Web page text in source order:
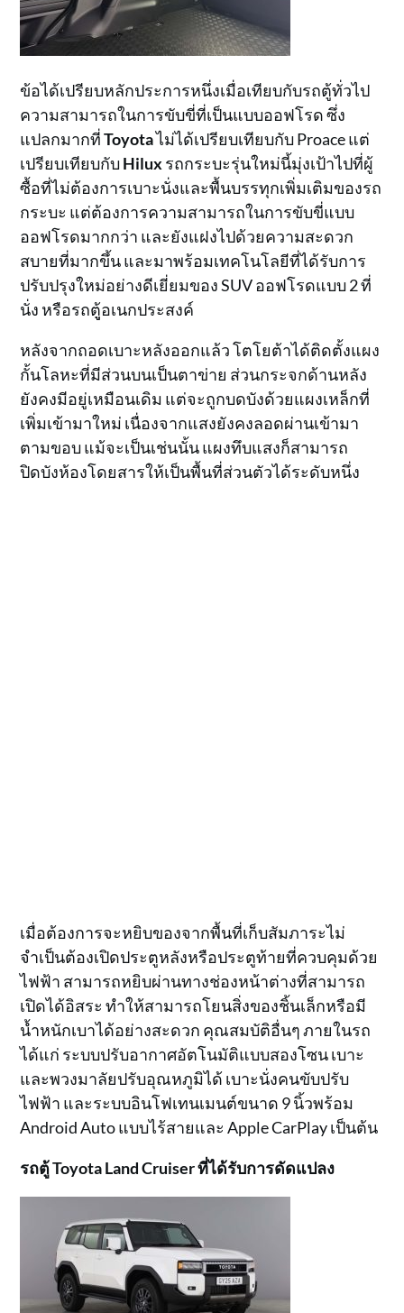
ข้อได้เปรียบหลักประการหนึ่งเมื่อเทียบกับรถตู้ทั่วไป
ความสามารถในการขับขี่ที่เป็นแบบออฟโรด ซึ่ง
แปลกมากที่Toyotaไม่ได้เปรียบเทียบกับ Proace แต่
เปรียบเทียบกับHiluxรถกระบะรุ่นใหม่นี้มุ่งเป้าไปที่ผู้
ซื้อที่ไม่ต้องการเบาะนั่งและพื้นบรรทุกเพิ่มเติมของรถ
กระบะ แต่ต้องการความสามารถในการขับขี่แบบ
ออฟโรดมากกว่า และยังแฝงไปด้วยความสะดวก
สบายที่มากขึ้น และมาพร้อมเทคโนโลยีที่ได้รับการ
ปรับปรุงใหม่อย่างดีเยี่ยมของ SUV ออฟโรดแบบ 2 ที่
นั่ง หรือรถตูู้อเนกประสงค์
หลังจากถอดเบาะหลังออกแล้ว โตโยต้าได้ติดตั้งแผง
กั้นโลหะที่มีส่วนบนเป็นตาข่าย ส่วนกระจกด้านหลัง
ยังคงมีอยู่เหมือนเดิม แต่จะถูกบดบังด้วยแผงเหล็กที่
เพิ่มเข้ามาใหม่ เนื่องจากแสงยังคงลอดผ่านเข้ามา
ตามขอบ แม้จะเป็นเช่นนั้น แผงทึบแสงก็สามารถ
ปิดบังห้องโดยสารให้เป็นพื้นที่ส่วนตัวได้ระดับหนึ่ง
เมื่อต้องการจะหยิบของจากพื้นที่เก็บสัมภาระไม่
จำเป็นต้องเปิดประตูหลังหรือประตูท้ายที่ควบคุมด้วย
ไฟฟ้า สามารถหยิบผ่านทางช่องหน้าต่างที่สามารถ
เปิดได้อิสระ ทำให้สามารถโยนสิ่งของชิ้นเล็กหรือมี
น้ำหนักเบาได้อย่างสะดวก คุณสมบัติอื่นๆ ภายในรถ
ได้แก่ ระบบปรับอากาศอัตโนมัติแบบสองโซน เบาะ
และพวงมาลัยปรับอุณหภูมิได้ เบาะนั่งคนขับปรับ
ไฟฟ้า และระบบอินโฟเทนเมนต์ขนาด 9 นิ้วพร้อม
Android Auto แบบไร้สายและ Apple CarPlay เป็นต้น
รถตู้ Toyota Land Cruiser ที่ได้รับการดัดแปลง